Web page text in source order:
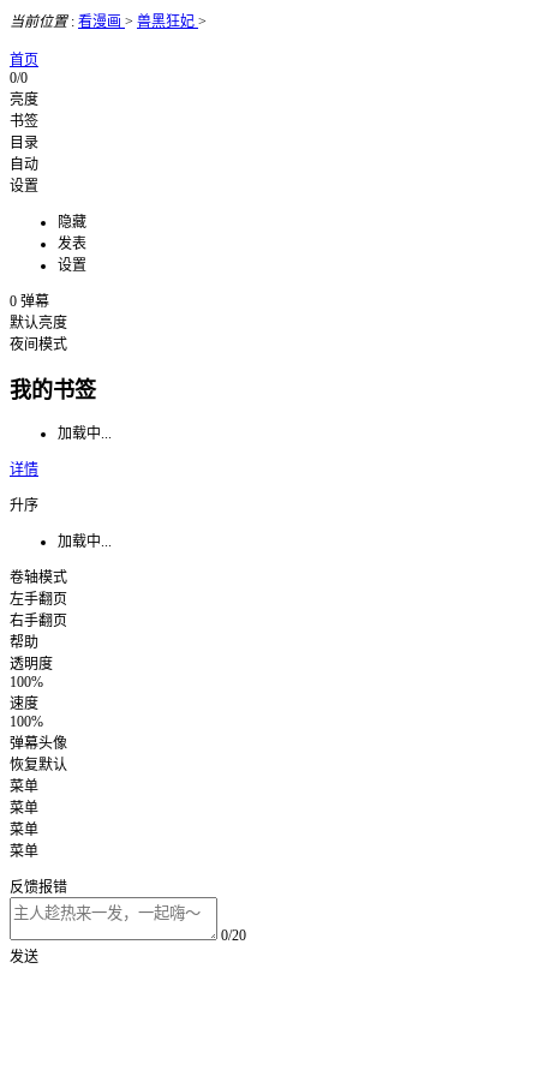
当前位置: 看漫画 > 兽黑狂妃 >
首页
0/0
亮度
书签
目录
自动
设置
隐藏
发表
设置
0 弹幕
默认亮度
夜间模式
我的书签
加载中...
详情
升序
加载中...
卷轴模式
左手翻页
右手翻页
帮助
透明度
100%
速度
100%
弹幕头像
恢复默认
菜单
菜单
菜单
菜单
反馈报错
0/20
发送